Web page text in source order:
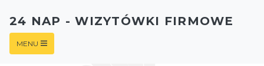
24 NAP - WIZYTÓWKI FIRMOWE
MENU